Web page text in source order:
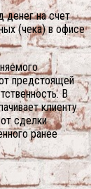
денег на счет
(чека) в офисе
предстоящей
В
клиенту
сделки
ранее